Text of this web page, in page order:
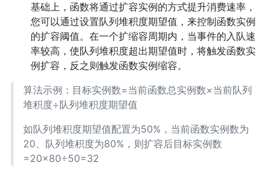
基础上，函数将通过扩容实例的方式提升消费速率，
您可以通过设置队列堆积度期望值，来控制函数实例
的扩容阈值。在一个扩缩容周期内，当事件的入队速
率较高，使队列堆积度超出期望值时，将触发函数实
例扩容，反之则触发函数实例缩容。
算法示例：目标实例数=当前函数总实例数×当前队列
堆积度÷队列堆积度期望值
如队列堆积度期望值配置为50%，当前函数实例数为
20、队列堆积度为80%，则扩容后目标实例数
=20×80÷50=32